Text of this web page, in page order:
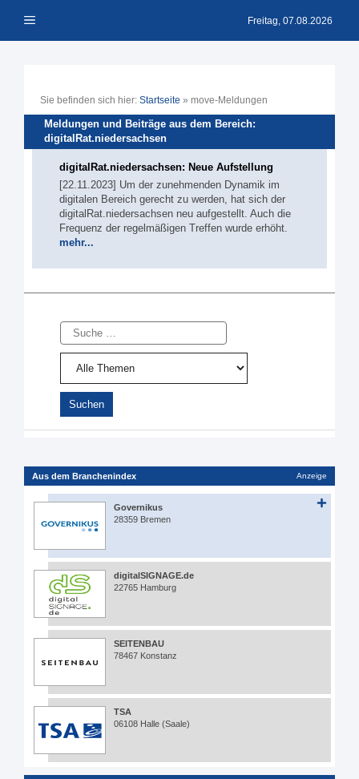
Inhalt Menü Freitag, 07.08.2026
Sie befinden sich hier: Startseite » move-Meldungen
Meldungen und Beiträge aus dem Bereich:
digitalRat.niedersachsen
digitalRat.niedersachsen: Neue Aufstellung
[22.11.2023] Um der zunehmenden Dynamik im
digitalen Bereich gerecht zu werden, hat sich der
digitalRat.niedersachsen neu aufgestellt. Auch die
Frequenz der regelmäßigen Treffen wurde erhöht.
mehr...
Suche
Aus dem Branchenindex Anzeige
Governikus
28359 Bremen
digitalSIGNAGE.de
22765 Hamburg
SEITENBAU
78467 Konstanz
TSA
06108 Halle (Saale)